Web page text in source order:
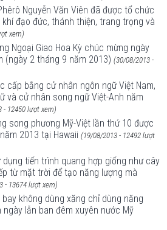
Nguyễn Văn Viên đã được tổ chức
đạo đức, thánh thiện, trang trọng và
xem)
Ngoại Giao Hoa Kỳ chúc mừng ngày
(ngày 2 tháng 9 năm 2013) (30/08/2013 -
cấp bằng cử nhân ngôn ngữ Việt Nam,
và cử nhân song ngữ Việt-Anh năm
- 12450 lượt xem)
song phương Mỹ-Việt lần thứ 10 được
2013 tại Hawaii (19/08/2013 - 12492 lượt
dụng tiến trình quang hợp giống như cây
từ mặt trời để tạo năng lượng mà
- 13674 lượt xem)
bay không dùng xăng chỉ dùng năng
lẫn ban đêm xuyên nước Mỹ